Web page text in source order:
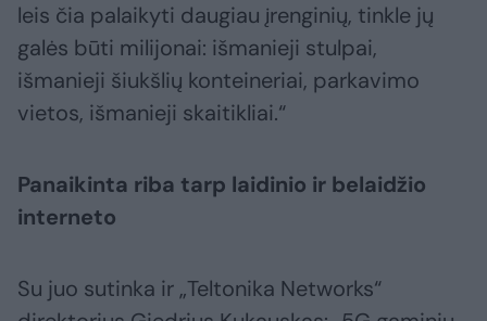
leis čia palaikyti daugiau įrenginių, tinkle jų
galės būti milijonai: išmanieji stulpai,
išmanieji šiukšlių konteineriai, parkavimo
vietos, išmanieji skaitikliai.“
Panaikinta riba tarp laidinio ir belaidžio
interneto
Su juo sutinka ir „Teltonika Networks“